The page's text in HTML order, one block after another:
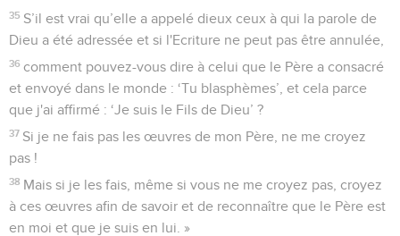
35 S’il est vrai qu’elle a appelé dieux ceux à qui la parole de
Dieu a été adressée et si l'Ecriture ne peut pas être annulée,
36 comment pouvez-vous dire à celui que le Père a consacré
et envoyé dans le monde : ‘Tu blasphèmes’, et cela parce
que j'ai affirmé : ‘Je suis le Fils de Dieu’ ?
37 Si je ne fais pas les œuvres de mon Père, ne me croyez
pas !
38 Mais si je les fais, même si vous ne me croyez pas, croyez
à ces œuvres afin de savoir et de reconnaître que le Père est
en moi et que je suis en lui. »